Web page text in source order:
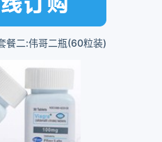
餐二:伟哥二瓶(60粒装)